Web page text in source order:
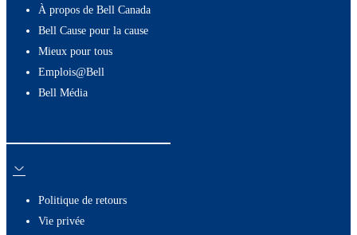
À propos de Bell Canada
Bell Cause pour la cause
Mieux pour tous
Emplois@Bell
Bell Média
Politique de retours
Vie privée